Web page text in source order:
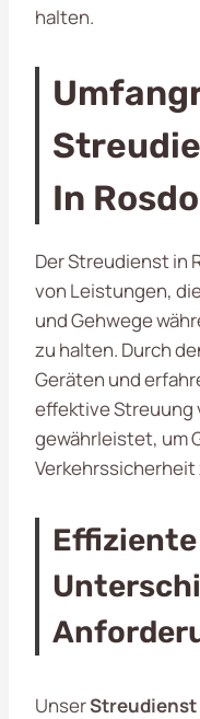
halten.
In
Der Streudienst in
von Leistungen,
und Gehwege
zu halten. Durch
Geräten und
effektive Streuung
gewährleistet, um
Verkehrssicherheit
UnserStreudienst